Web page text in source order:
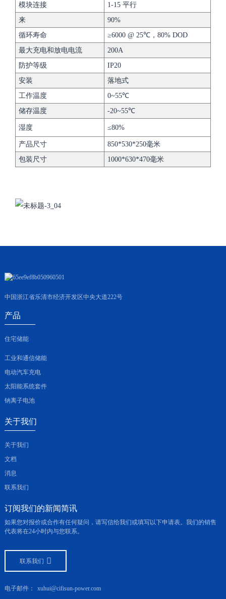
模块连接
1-15 平行
来
90%
循环寿命
≥6000 @ 25℃，80% DOD
最大充电和放电电流
200A
防护等级
IP20
安装
落地式
工作温度
0~55℃
储存温度
-20~55℃
湿度 ≤80%
产品尺寸
850*530*250毫米
包装尺寸
1000*630*470毫米
中国浙江省乐清市经济开发区中央大道222号
产品
住宅储能
工业和通信储能
电动汽车充电
太阳能系统套件
钠离子电池
关于我们
关于我们
文档
消息
联系我们
订阅我们的新闻简讯
如果您对报价或合作有任何疑问，请写信给我们或填写以下申请表。我们的销售
代表将在24小时内与您联系。
联系我们
电子邮件： xuhui@cifisun-power.com